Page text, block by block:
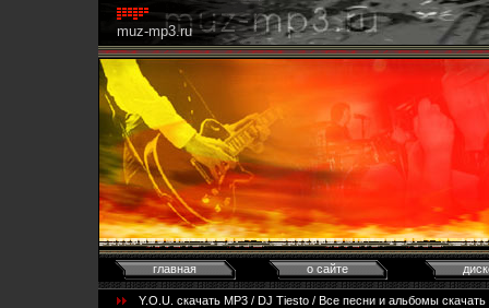
muz-mp3.ru
главная о сайте
Y.O.U. скачать MP3 / DJ Tiesto / Все песни и альбомы